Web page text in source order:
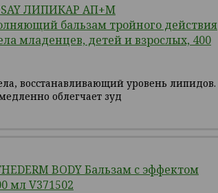
ЛИПИКАР АП+М
бальзам тройного действия
младенцев, детей и взрослых, 400
восстанавливающий уровень липидов.
облегчает зуд
BODY Бальзам c эффектом
мл V371502